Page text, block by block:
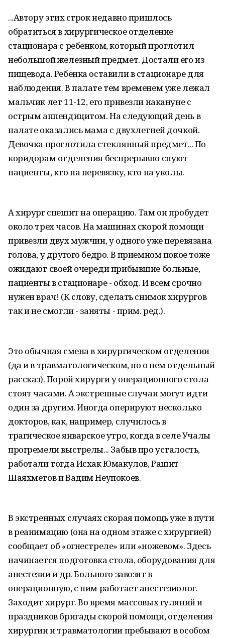
...Автору этих строк недавно пришлось
обратиться в хирургическое отделение
стационара с ребенком, который проглотил
небольшой железный предмет. Достали его из
пищевода. Ребенка оставили в стационаре для
наблюдения. В палате тем временем уже лежал
мальчик лет 11-12, его привезли накануне с
острым аппендицитом. На следующий день в
палате оказались мама с двухлетней дочкой.
Девочка проглотила стеклянный предмет... По
коридорам отделения беспрерывно снуют
пациенты, кто на перевязку, кто на уколы.
А хирург спешит на операцию. Там он пробудет
около трех часов. На машинах скорой помощи
привезли двух мужчин, у одного уже перевязана
голова, у другого бедро. В приемном покое тоже
ожидают своей очереди прибывшие больные,
пациенты в стационаре - обход. И всем срочно
нужен врач! (К слову, сделать снимок хирургов
так и не смогли - заняты - прим. ред.).
Это обычная смена в хирургическом отделении
(да и в травматологическом, но о нем отдельный
рассказ). Порой хирурги у операционного стола
стоят часами. А экстренные случаи могут идти
один за другим. Иногда оперируют несколько
докторов, как, например, случилось в
трагическое январское утро, когда в селе Учалы
прогремели выстрелы... Забыв про усталость,
работали тогда Исхак Юмакулов, Рашит
Шаяхметов и Вадим Неупокоев.
В экстренных случаях скорая помощь уже в пути
в реанимацию (она на одном этаже с хирургией)
сообщает об «огнестреле» или «ножевом». Здесь
начинается подготовка стола, оборудования для
анестезии и др. Больного завозят в
операционную, с ним работает анестезиолог.
Заходит хирург. Во время массовых гуляний и
праздников бригады скорой помощи, отделения
хирургии и травматологии пребывают в особом